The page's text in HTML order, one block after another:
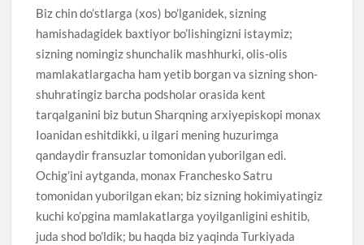
Biz chin do’stlarga (xos) bo’lganidek, sizning
hamishadagidek baxtiyor bo’lishingizni istaymiz;
sizning nomingiz shunchalik mashhurki, olis-olis
mamlakatlargacha ham yetib borgan va sizning shon-
shuhratingiz barcha podsholar orasida kent
tarqalganini biz butun Sharqning arxiyepiskopi monax
Ioanidan eshitdikki, u ilgari mening huzurimga
qandaydir fransuzlar tomonidan yuborilgan edi.
Ochig’ini aytganda, monax Franchesko Satru
tomonidan yuborilgan ekan; biz sizning hokimiyatingiz
kuchi ko’pgina mamlakatlarga yoyilganligini eshitib,
juda shod bo’ldik; bu haqda biz yaqinda Turkiyada